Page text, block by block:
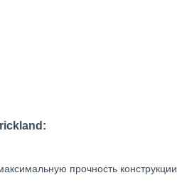
прочность конструкции